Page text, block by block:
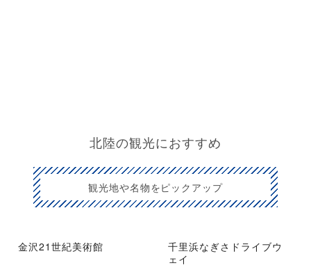
北陸の観光におすすめ
観光地や名物をピックアップ
金沢21世紀美術館
千里浜なぎさドライブウ
ェイ